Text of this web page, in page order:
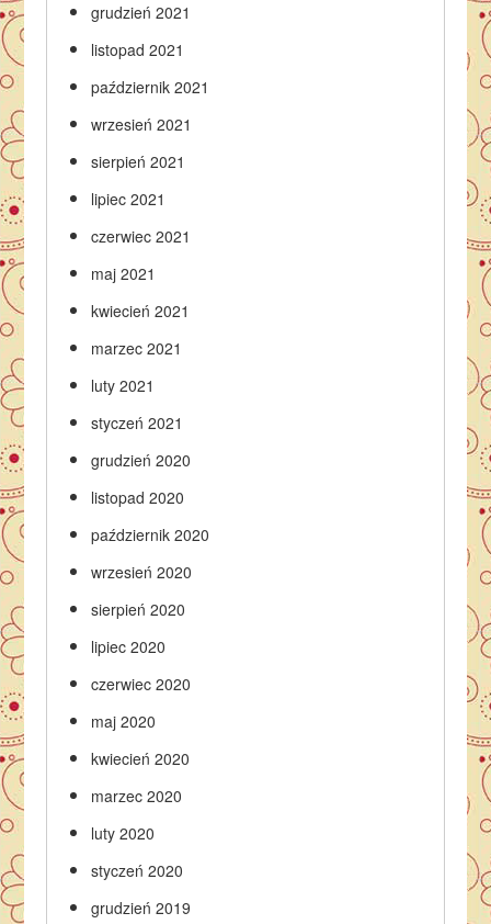
grudzień 2021
listopad 2021
październik 2021
wrzesień 2021
sierpień 2021
lipiec 2021
czerwiec 2021
maj 2021
kwiecień 2021
marzec 2021
luty 2021
styczeń 2021
grudzień 2020
listopad 2020
październik 2020
wrzesień 2020
sierpień 2020
lipiec 2020
czerwiec 2020
maj 2020
kwiecień 2020
marzec 2020
luty 2020
styczeń 2020
grudzień 2019